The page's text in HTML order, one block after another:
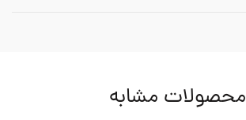
محصولات مشابه